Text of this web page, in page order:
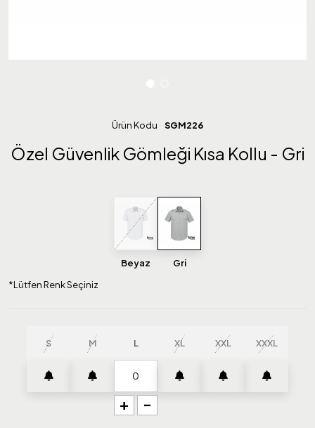
Ürün Kodu SGM226
Özel Güvenlik Gömleği Kısa Kollu - Gri
Beyaz
Gri
*Lütfen Renk Seçiniz
S M L
+ -
XL XXL XXXL